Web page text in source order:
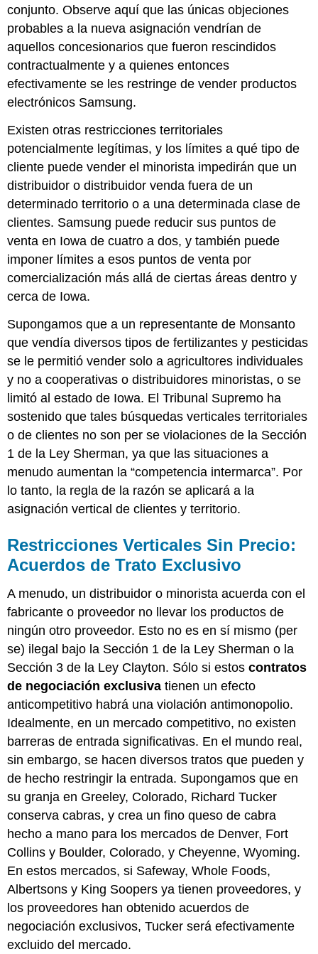
conjunto. Observe aquí que las únicas objeciones
probables a la nueva asignación vendrían de
aquellos concesionarios que fueron rescindidos
contractualmente y a quienes entonces
efectivamente se les restringe de vender productos
electrónicos Samsung.
Existen otras restricciones territoriales
potencialmente legítimas, y los límites a qué tipo de
cliente puede vender el minorista impedirán que un
distribuidor o distribuidor venda fuera de un
determinado territorio o a una determinada clase de
clientes. Samsung puede reducir sus puntos de
venta en Iowa de cuatro a dos, y también puede
imponer límites a esos puntos de venta por
comercialización más allá de ciertas áreas dentro y
cerca de Iowa.
Supongamos que a un representante de Monsanto
que vendía diversos tipos de fertilizantes y pesticidas
se le permitió vender solo a agricultores individuales
y no a cooperativas o distribuidores minoristas, o se
limitó al estado de Iowa. El Tribunal Supremo ha
sostenido que tales búsquedas verticales territoriales
o de clientes no son per se violaciones de la Sección
1 de la Ley Sherman, ya que las situaciones a
menudo aumentan la “competencia intermarca”. Por
lo tanto, la regla de la razón se aplicará a la
asignación vertical de clientes y territorio.
Restricciones Verticales Sin Precio:
Acuerdos de Trato Exclusivo
A menudo, un distribuidor o minorista acuerda con el
fabricante o proveedor no llevar los productos de
ningún otro proveedor. Esto no es en sí mismo (per
se) ilegal bajo la Sección 1 de la Ley Sherman o la
Sección 3 de la Ley Clayton. Sólo si estoscontratos
de negociación exclusiva tienen un efecto
anticompetitivo habrá una violación antimonopolio.
Idealmente, en un mercado competitivo, no existen
barreras de entrada significativas. En el mundo real,
sin embargo, se hacen diversos tratos que pueden y
de hecho restringir la entrada. Supongamos que en
su granja en Greeley, Colorado, Richard Tucker
conserva cabras, y crea un fino queso de cabra
hecho a mano para los mercados de Denver, Fort
Collins y Boulder, Colorado, y Cheyenne, Wyoming.
En estos mercados, si Safeway, Whole Foods,
Albertsons y King Soopers ya tienen proveedores, y
los proveedores han obtenido acuerdos de
negociación exclusivos, Tucker será efectivamente
excluido del mercado.